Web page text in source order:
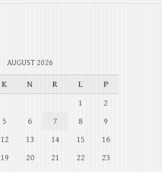
AUGUST 2026
K N R L
P
1
2
5 6 7 8
9
12 13 14 15
16
19 20 21 22
23